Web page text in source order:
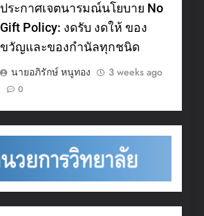
ประกาศเจตนารมณ์นโยบาย No
Gift Policy: งดรับ งดให้ ของ
ขวัญและของกำนัลทุกชนิด
นายอภิรักษ์ หนูทอง
3 weeks ago
0